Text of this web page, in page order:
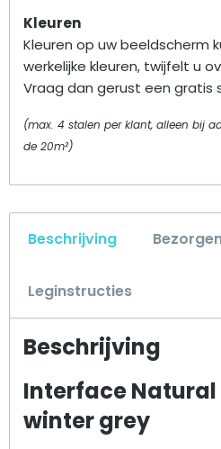
Beschrijving
Leginstructies
Beschrijving
Interface
winter grey
Kleuren
Kleuren op uw beeldscherm
werkelijke kleuren, twijfelt u
Vraag dan gerust een gratis
(max. 4 stalen per klant, alleen bij
de 20m²)